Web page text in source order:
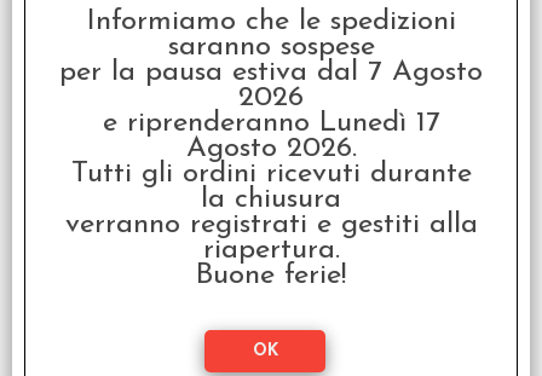
Muffin Time - Italiano
€ 24,99
€19,99
Informiamo che le spedizioni
saranno sospese
per la pausa estiva dal 7 Agosto
2026
e riprenderanno Lunedì 17
Agosto 2026.
Tutti gli ordini ricevuti durante
la chiusura
verranno registrati e gestiti alla
riapertura.
Buone ferie!